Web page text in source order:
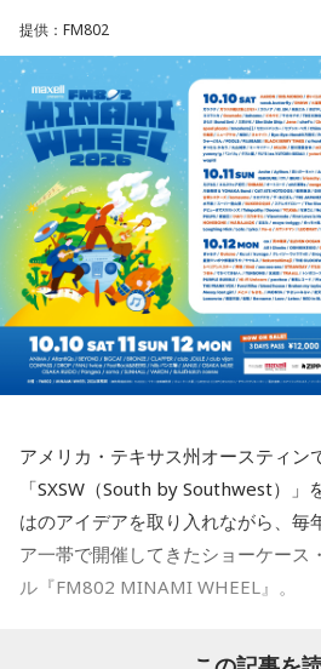
今日は火星にバーテックスというポ
に導かれ、新時代の生き方やお役目
降りてきたりするかも！ ぜひアド
てくださいね。
■監修者プロフィール：月野さやか
東京・池袋占い館セレーネ所属。元
という異色の経歴を持つ占星術師。
かけにホロスコープと出会い、星よ
スの道へ。著書『山芋シンデレラ』
広くサポートしている。
Webサイト：https://selene-
YouTube：https://
させます。楽曲ごとの表情を楽しむ
通して聴くことで生まれる深い没入
のひとつ。
ブックレットには、メンバー3人が
制作背景を語るセルフライナーノ
ディングで使用した楽器の解説を写
込められた思いや、サウンドを形作
がらアルバムを聴くことで、楽曲
イに新たな発見が生まれ、作品をよ
るでしょう。
J-Fusionの魅力を現代に響かせると
しかトリオの現在地と新たな可能性
◆メンバー3人による恒例の全曲試
8月7日（金）19:00より、かつしか
る恒例の全曲試聴会をYouTubeで生
楽しいトークとともに、ニューアル
作に込めた思いなどを、メンバー自
Maxell presents FM802 MINAMI
が主催するライブハウス回遊型ショ
1999年のスタート以来、大阪・ミ
を舞台に開催し、今年で28回目を迎
今年も関西の学生アーティストを
「MINAMI WHEEL -New Age-」を
8月18日（火）に心斎橋BIGCATに
この審査を勝ち抜いたアーティス
FM802 MINAMI WHEEL 2026』へ
また、MINAMI WHEEL 2026公式
ィストラインナップから観たいアー
へのアクセスをチェックができるな
くさん！すでにお持ちの方はアップ
ない方は今すぐダウンロードして、
い！
ストを追いかけながらライブハウス
提供：FM802
アメリカ・テキサス州オースティン
「SXSW（South by Southwest）
はのアイデアを取り入れながら、毎
ア一帯で開催してきたショーケース
ル『FM802 MINAMI WHEEL』。
今年も『Maxell presents FM802